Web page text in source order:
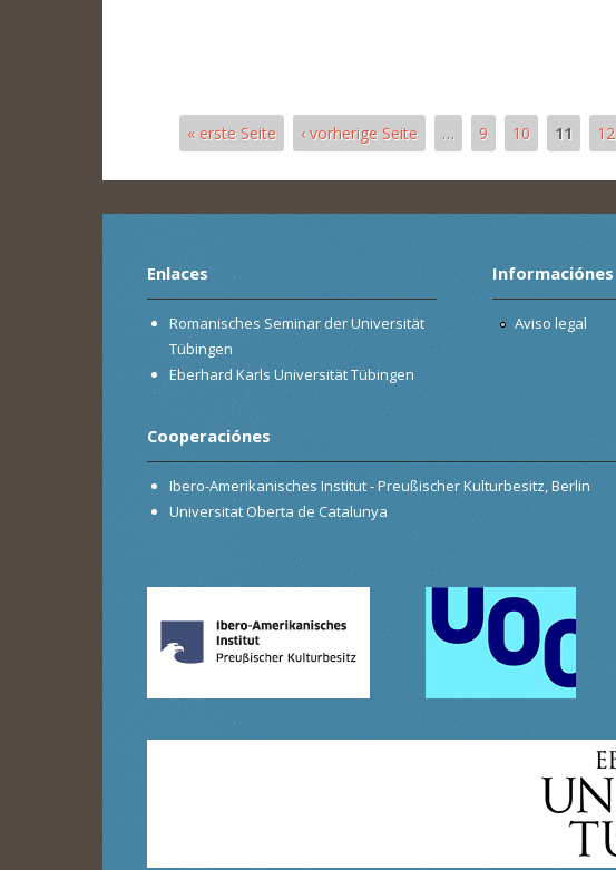
« erste Seite ‹ vorherige Seite … 9 10 11 12
Enlaces
Romanisches Seminar der Universität
Tübingen
Eberhard Karls Universität Tübingen
Informaciónes
Aviso legal
Cooperaciónes
Ibero-Amerikanisches Institut - Preußischer Kulturbesitz, Berlin
Universitat Oberta de Catalunya